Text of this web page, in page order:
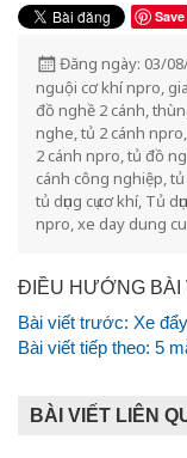
Save
Đăng ngày: 03/
nguội cơ khí npro,
đồ nghề 2 cánh,
nghe,tủ 2 cánh npro,
2 cánh npro,tủ đồ
cánh công nghiệp,tủ
tủ dụng cụ cơ khí, Tủ
npro,xe day dung cu
ĐIỀU HƯỚNG BÀI
Bài viết trước: Xe
Bài viết tiếp theo: 5
BÀI VIẾT LIÊN